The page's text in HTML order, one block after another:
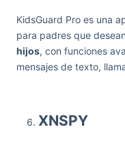
KidsGuard Pro es una
para padres que desean
hijos, con funciones
mensajes de texto,
XNSPY